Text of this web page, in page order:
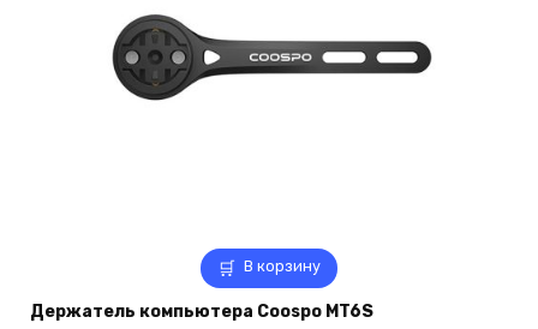
В корзину
Держатель компьютера Coospo MT6S